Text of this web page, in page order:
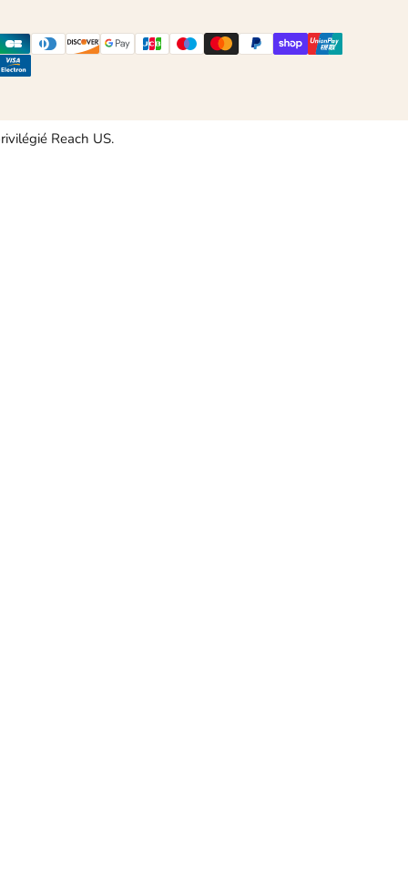
Reach US.